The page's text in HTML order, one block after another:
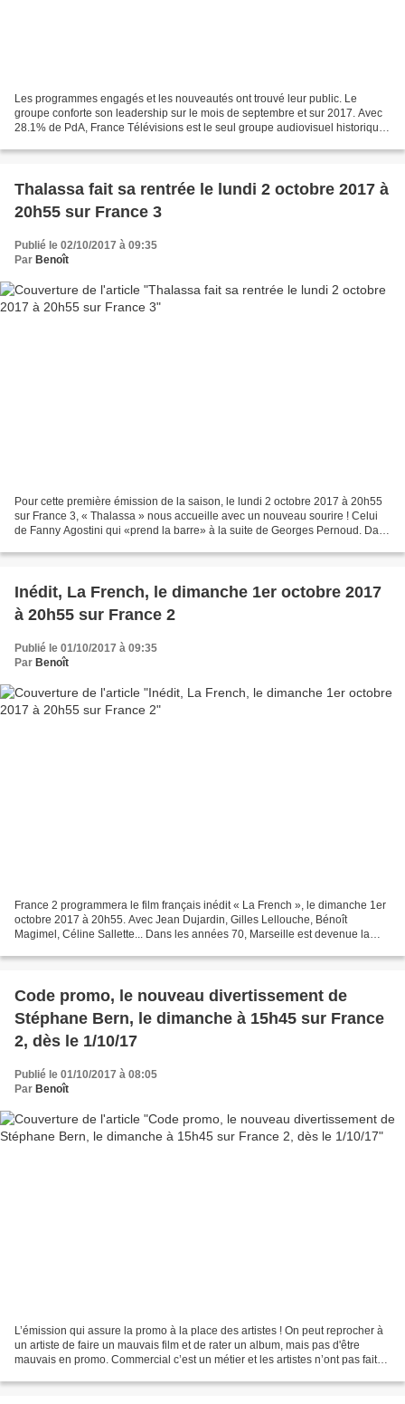
Les programmes engagés et les nouveautés ont trouvé leur public. Le
groupe conforte son leadership sur le mois de septembre et sur 2017. Avec
28.1% de PdA, France Télévisions est le seul groupe audiovisuel historique
Thalassa fait sa rentrée le lundi 2 octobre 2017 à
20h55 sur France 3
Publié le 02/10/2017 à 09:35
Par Benoît
Pour cette première émission de la saison, le lundi 2 octobre 2017 à 20h55
sur France 3, « Thalassa » nous accueille avec un nouveau sourire ! Celui
de Fanny Agostini qui «prend la barre» à la suite de Georges Pernoud. Dans
Inédit, La French, le dimanche 1er octobre 2017
à 20h55 sur France 2
Publié le 01/10/2017 à 09:35
Par Benoît
France 2 programmera le film français inédit « La French », le dimanche 1er
octobre 2017 à 20h55. Avec Jean Dujardin, Gilles Lellouche, Bénoît
Magimel, Céline Sallette... Dans les années 70, Marseille est devenue la
Code promo, le nouveau divertissement de
Stéphane Bern, le dimanche à 15h45 sur France
2, dès le 1/10/17
Publié le 01/10/2017 à 08:05
Par Benoît
L’émission qui assure la promo à la place des artistes ! On peut reprocher à
un artiste de faire un mauvais film et de rater un album, mais pas d'être
mauvais en promo. Commercial c’est un métier et les artistes n’ont pas fait